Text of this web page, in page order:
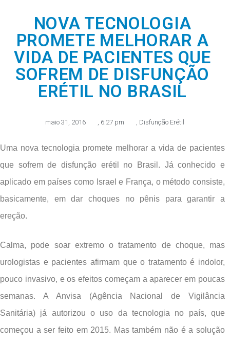
NOVA TECNOLOGIA
PROMETE MELHORAR A
VIDA DE PACIENTES QUE
SOFREM DE DISFUNÇÃO
ERÉTIL NO BRASIL
maio 31, 2016 , 6:27 pm , Disfunção Erétil
Uma nova tecnologia promete melhorar a vida de pacientes
que sofrem de disfunção erétil no Brasil. Já conhecido e
aplicado em países como Israel e França, o método consiste,
basicamente, em dar choques no pênis para garantir a
ereção.
Calma, pode soar extremo o tratamento de choque, mas
urologistas e pacientes afirmam que o tratamento é indolor,
pouco invasivo, e os efeitos começam a aparecer em poucas
semanas. A Anvisa (Agência Nacional de Vigilância
Sanitária) já autorizou o uso da tecnologia no país, que
começou a ser feito em 2015. Mas também não é a solução